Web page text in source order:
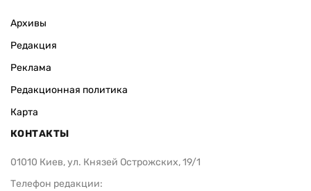
Архивы
Редакция
Реклама
Редакционная политика
Карта
КОНТАКТЫ
01010 Киев, ул. Князей Острожских, 19/1
Телефон редакции: